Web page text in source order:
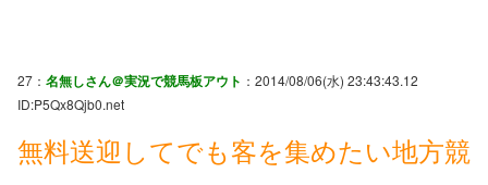
27： 名無しさん＠実況で競馬板アウト ：2014/08/06(水) 23:43:43.12
ID:P5Qx8Qjb0.net
無料送迎してでも客を集めたい地方競